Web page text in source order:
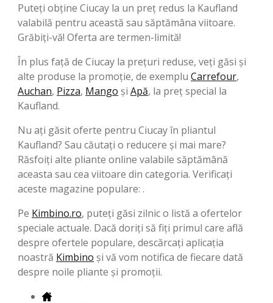
Puteți obține Ciucay la un preț redus la Kaufland
valabilă pentru această sau săptămâna viitoare.
Grăbiți-vă! Oferta are termen-limită!
În plus față de Ciucay la prețuri reduse, veți găsi și
alte produse la promoție, de exemplu Carrefour,
Auchan, Pizza, Mango şi Apă, la preț special la
Kaufland.
Nu ați găsit oferte pentru Ciucay în pliantul
Kaufland? Sau căutați o reducere și mai mare?
Răsfoiți alte pliante online valabile săptămână
aceasta sau cea viitoare din categoria. Verificați
aceste magazine populare: .
Pe Kimbino.ro, puteți găsi zilnic o listă a ofertelor
speciale actuale. Dacă doriți să fiți primul care află
despre ofertele populare, descărcați aplicația
noastră Kimbino și vă vom notifica de fiecare dată
despre noile pliante și promoții.